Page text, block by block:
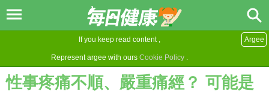
If you keep read content ,
Represent argee with ours Cookie Policy .
Argee
性事疼痛不順、嚴重痛經？ 可能是